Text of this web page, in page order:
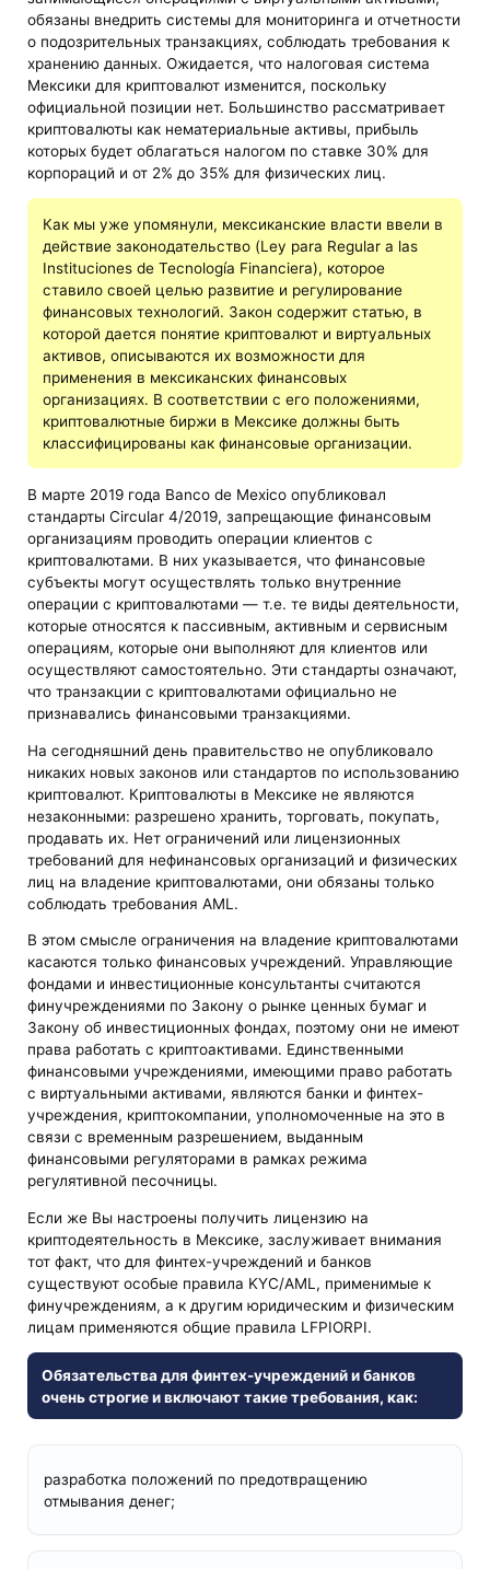
обязаны внедрить системы для мониторинга и отчетности
о подозрительных транзакциях, соблюдать требования к
хранению данных. Ожидается, что налоговая система
Мексики для криптовалют изменится, поскольку
официальной позиции нет. Большинство рассматривает
криптовалюты как нематериальные активы, прибыль
которых будет облагаться налогом по ставке 30% для
корпораций и от 2% до 35% для физических лиц.
Как мы уже упомянули, мексиканские власти ввели в
действие законодательство (Ley para Regular a las
Instituciones de Tecnología Financiera), которое
ставило своей целью развитие и регулирование
финансовых технологий. Закон содержит статью, в
которой дается понятие криптовалют и виртуальных
активов, описываются их возможности для
применения в мексиканских финансовых
организациях. В соответствии с его положениями,
криптовалютные биржи в Мексике должны быть
классифицированы как финансовые организации.
В марте 2019 года Banco de Mexico опубликовал
стандарты Circular 4/2019, запрещающие финансовым
организациям проводить операции клиентов с
криптовалютами. В них указывается, что финансовые
субъекты могут осуществлять только внутренние
операции с криптовалютами — т.е. те виды деятельности,
которые относятся к пассивным, активным и сервисным
операциям, которые они выполняют для клиентов или
осуществляют самостоятельно. Эти стандарты означают,
что транзакции с криптовалютами официально не
признавались финансовыми транзакциями.
На сегодняшний день правительство не опубликовало
никаких новых законов или стандартов по использованию
криптовалют. Криптовалюты в Мексике не являются
незаконными: разрешено хранить, торговать, покупать,
продавать их. Нет ограничений или лицензионных
требований для нефинансовых организаций и физических
лиц на владение криптовалютами, они обязаны только
соблюдать требования AML.
В этом смысле ограничения на владение криптовалютами
касаются только финансовых учреждений. Управляющие
фондами и инвестиционные консультанты считаются
финучреждениями по Закону о рынке ценных бумаг и
Закону об инвестиционных фондах, поэтому они не имеют
права работать с криптоактивами. Единственными
финансовыми учреждениями, имеющими право работать
с виртуальными активами, являются банки и финтех-
учреждения, криптокомпании, уполномоченные на это в
связи с временным разрешением, выданным
финансовыми регуляторами в рамках режима
регулятивной песочницы.
Если же Вы настроены получить лицензию на
криптодеятельность в Мексике, заслуживает внимания
тот факт, что для финтех-учреждений и банков
существуют особые правила KYC/AML, применимые к
финучреждениям, а к другим юридическим и физическим
лицам применяются общие правила LFPIORPI.
Обязательства для финтех-учреждений и банков
очень строгие и включают такие требования, как:
разработка положений по предотвращению
отмывания денег;